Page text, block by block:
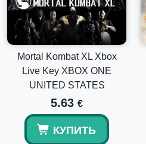
Mortal Kombat XL Xbox
Live Key XBOX ONE
UNITED STATES
5.63 €
КУПИТЬ